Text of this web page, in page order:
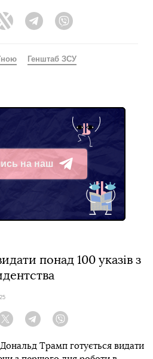
Twitter Telegram
Генштаб ЗСУ
на наш
понад 100 указів з
Twitter Telegram
Трамп готується видати